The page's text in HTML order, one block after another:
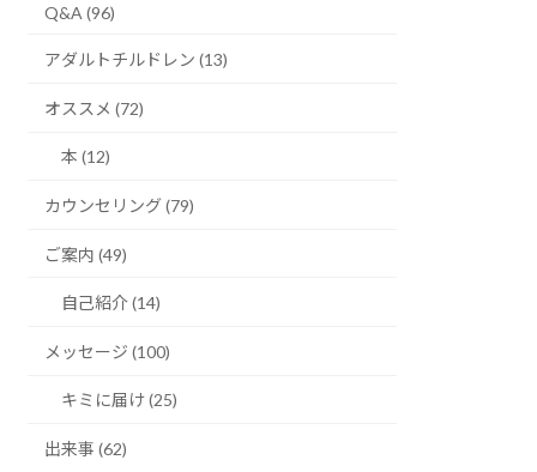
Q&A (96)
アダルトチルドレン (13)
オススメ (72)
本 (12)
カウンセリング (79)
ご案内 (49)
自己紹介 (14)
メッセージ (100)
キミに届け (25)
出来事 (62)